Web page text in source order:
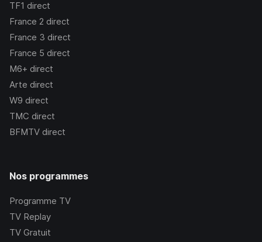
TF1 direct
France 2 direct
France 3 direct
France 5 direct
M6+ direct
Arte direct
W9 direct
TMC direct
BFMTV direct
Nos programmes
Programme TV
TV Replay
TV Gratuit